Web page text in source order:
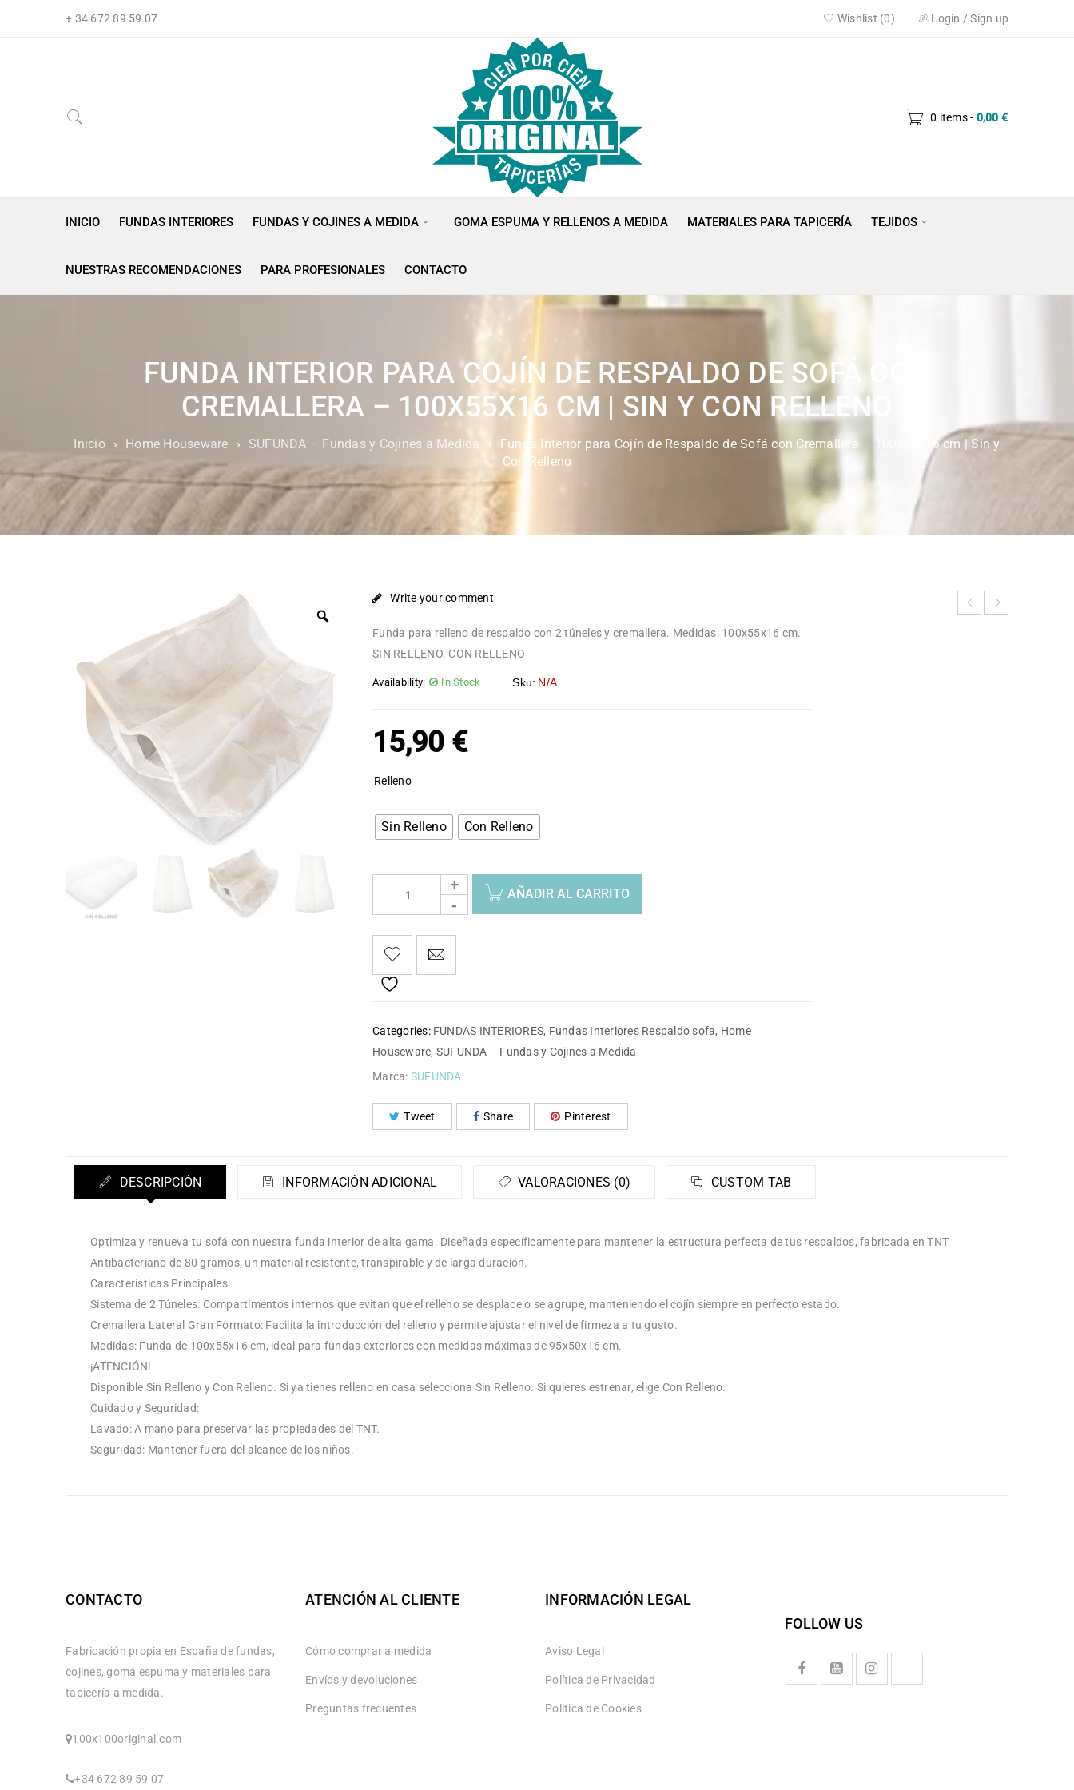
+ 34 672 89 59 07 Login /Sign up
Wishlist (0)
0 items - 0,00 €
INICIO FUNDAS INTERIORES FUNDAS Y COJINES A MEDIDA GOMA ESPUMA Y RELLENOS A MEDIDA MATERIALES PARA TAPICERÍA TEJIDOS
NUESTRAS RECOMENDACIONES PARA PROFESIONALES CONTACTO
FUNDA INTERIOR PARA COJÍN DE RESPALDO DE SOFÁ CON
CREMALLERA – 100X55X16 CM | SIN Y CON RELLENO
Inicio › Home Houseware › SUFUNDA – Fundas y Cojines a Medida ›
Funda Interior para Cojín de Respaldo de Sofá con Cremallera – 100x55x16 cm | Sin y
Con Relleno
Write your comment
Funda para relleno de respaldo con 2 túneles y cremallera. Medidas: 100x55x16 cm.
SIN RELLENO. CON RELLENO
Availability: In Stock Sku: N/A
15,90 €
Relleno
Sin Relleno Con Relleno
AÑADIR AL CARRITO
Categories: FUNDAS INTERIORES, Fundas Interiores Respaldo sofa, Home
Houseware, SUFUNDA – Fundas y Cojines a Medida
Marca: SUFUNDA
Tweet Share Pinterest
DESCRIPCIÓN INFORMACIÓN ADICIONAL VALORACIONES (0) CUSTOM TAB
Optimiza y renueva tu sofá con nuestra funda interior de alta gama. Diseñada específicamente para mantener la estructura perfecta de tus respaldos, fabricada en TNT
Antibacteriano de 80 gramos, un material resistente, transpirable y de larga duración.
Características Principales:
Sistema de 2 Túneles: Compartimentos internos que evitan que el relleno se desplace o se agrupe, manteniendo el cojín siempre en perfecto estado.
Cremallera Lateral Gran Formato: Facilita la introducción del relleno y permite ajustar el nivel de firmeza a tu gusto.
Medidas: Funda de 100x55x16 cm, ideal para fundas exteriores con medidas máximas de 95x50x16 cm.
¡ATENCIÓN!
Disponible Sin Relleno y Con Relleno. Si ya tienes relleno en casa selecciona Sin Relleno. Si quieres estrenar, elige Con Relleno.
Cuidado y Seguridad:
Lavado: A mano para preservar las propiedades del TNT.
Seguridad: Mantener fuera del alcance de los niños.
CONTACTO
Fabricación propia en España de fundas,
cojines, goma espuma y materiales para
tapicería a medida.
100x100original.com
+34 672 89 59 07
ATENCIÓN AL CLIENTE
Cómo comprar a medida
Envíos y devoluciones
Preguntas frecuentes
INFORMACIÓN LEGAL
Aviso Legal
Política de Privacidad
Política de Cookies
FOLLOW US